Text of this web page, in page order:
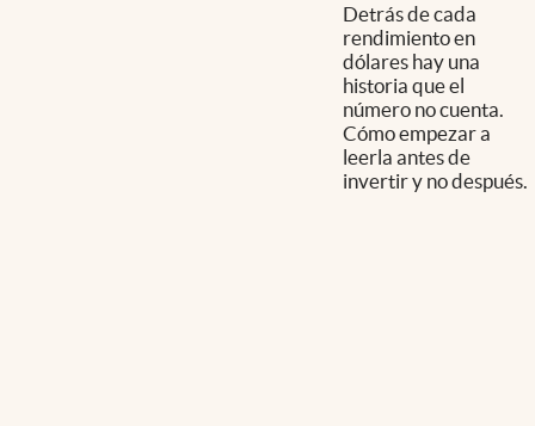
Detrás de cada
rendimiento en
dólares hay una
historia que el
número no cuenta.
Cómo empezar a
leerla antes de
invertir y no después.